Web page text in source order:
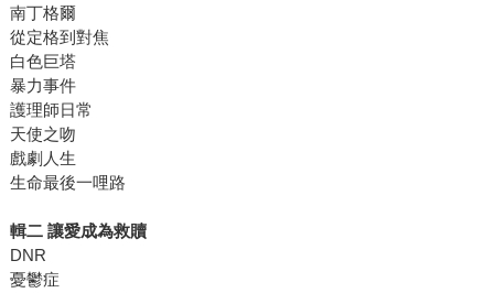
南丁格爾
從定格到對焦
白色巨塔
暴力事件
護理師日常
天使之吻
戲劇人生
生命最後一哩路
輯二 讓愛成為救贖
DNR
憂鬱症